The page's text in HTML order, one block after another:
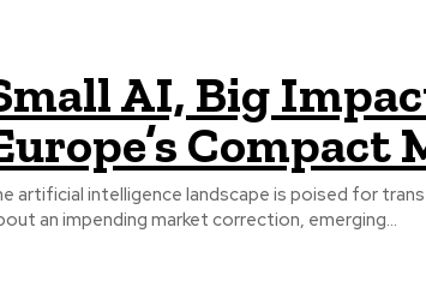
AI, Big
Compact
artificial intelligence landscape is poised for
an impending market correction, emerging...